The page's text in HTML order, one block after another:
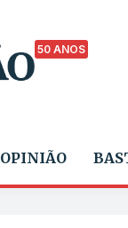
50 ANOS
OPINIÃO